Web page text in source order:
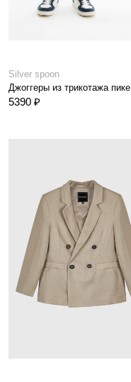
Silver spoon
Джоггеры из трикотажа пике
5390 ₽